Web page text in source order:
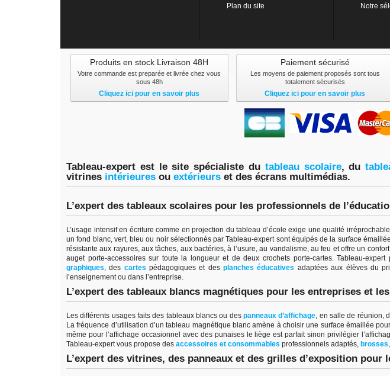
Plan du site
Notre
Produits en stock Livraison 48H
Votre commande est preparée et livrée chez vous
sous 48h
Cliquez ici pour en savoir plus
Paiement sécurisé
Les moyens de paiement proposés sont tous
totalement sécurisés
Cliquez ici pour en savoir plus
Tableau-expert est le site spécialiste du tableau scolaire, du
vitrines intérieures ou extérieurs et des écrans multimédias.
L’expert des tableaux scolaires pour les professionnels de
L’usage intensif en écriture comme en projection du tableau d’école exige une qualité
un fond blanc, vert, bleu ou noir sélectionnés par Tableau-expert sont équipés de la surface
résistante aux rayures, aux tâches, aux bactéries, à l’usure, au vandalisme, au feu et offre un
auget porte-accessoires sur toute la longueur et de deux crochets porte-cartes. Tableau-
graphiques, des cartes pédagogiques et des planches éducatives adaptées aux élèves du
l’enseignement ou dans l’entreprise.
L’expert des tableaux blancs magnétiques pour les entreprises et
Les différents usages faits des tableaux blancs ou des panneaux d’affichage, en salle de réunion,
La fréquence d’utilisation d’un tableau magnétique blanc amène à choisir une surface émaillée
même pour l’affichage occasionnel avec des punaises le liège est parfait sinon privilégier
Tableau-expert vous propose des accessoires et consommables professionnels adaptés, brosses,
L’expert des vitrines, des panneaux et des grilles d’exposition